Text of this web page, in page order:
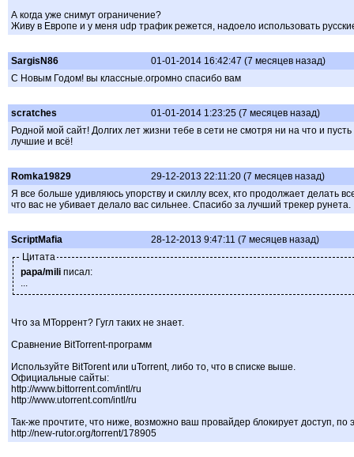
А когда уже снимут ограничение?
Живу в Европе и у меня udp трафик режется, надоело использовать
SargisN86
01-01-2014 16:42:47 (7 месяцев назад)
С Новым Годом! вы классные.огромно спасибо вам
scratches
01-01-2014 1:23:25 (7 месяцев назад)
Родной мой сайт! Долгих лет жизни тебе в сети не смотря ни на что и
лучшие и всё!
Romka19829
29-12-2013 22:11:20 (7 месяцев назад)
Я все больше удивляюсь упорству и скиллу всех, кто продолжает делать
что вас не убивает делало вас сильнее. Спасибо за лучший трекер рунета.
ScriptMafia
28-12-2013 9:47:11 (7 месяцев назад)
Цитата
papa/mili писал:
Что за МТоррент? Гугл таких не знает.
Сравнение BitTorrent-программ
Используйте BitTorent или uTorrent, либо то, что в списке выше.
Официальные сайты:
http://www.bittorrent.com/intl/ru
http://www.utorrent.com/intl/ru
Так-же прочтите, что ниже, возможно ваш провайдер блокирует доступ,
http://new-rutor.org/torrent/178905